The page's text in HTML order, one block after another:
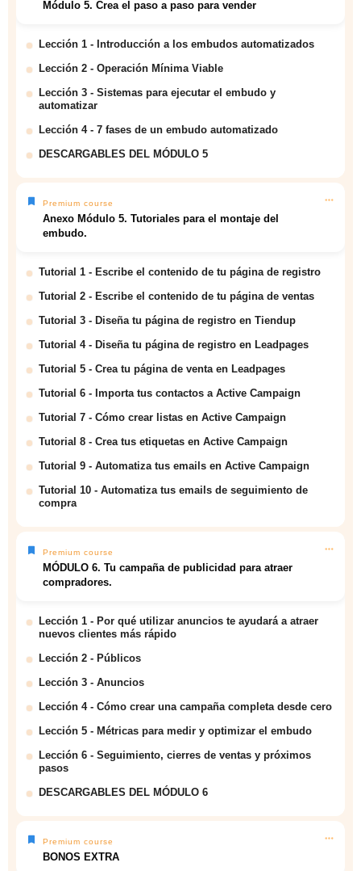
Módulo 5. Crea el paso a paso para vender
Lección 1 - Introducción a los embudos automatizados
Lección 2 - Operación Mínima Viable
Lección 3 - Sistemas para ejecutar el embudo y
automatizar
Lección 4 - 7 fases de un embudo automatizado
DESCARGABLES DEL MÓDULO 5
Premium course
Anexo Módulo 5. Tutoriales para el montaje del
embudo.
Tutorial 1 - Escribe el contenido de tu página de registro
Tutorial 2 - Escribe el contenido de tu página de ventas
Tutorial 3 - Diseña tu página de registro en Tiendup
Tutorial 4 - Diseña tu página de registro en Leadpages
Tutorial 5 - Crea tu página de venta en Leadpages
Tutorial 6 - Importa tus contactos a Active Campaign
Tutorial 7 - Cómo crear listas en Active Campaign
Tutorial 8 - Crea tus etiquetas en Active Campaign
Tutorial 9 - Automatiza tus emails en Active Campaign
Tutorial 10 - Automatiza tus emails de seguimiento de
compra
Premium course
MÓDULO 6. Tu campaña de publicidad para atraer
compradores.
Lección 1 - Por qué utilizar anuncios te ayudará a atraer
nuevos clientes más rápido
Lección 2 - Públicos
Lección 3 - Anuncios
Lección 4 - Cómo crear una campaña completa desde cero
Lección 5 - Métricas para medir y optimizar el embudo
Lección 6 - Seguimiento, cierres de ventas y próximos
pasos
DESCARGABLES DEL MÓDULO 6
Premium course
BONOS EXTRA